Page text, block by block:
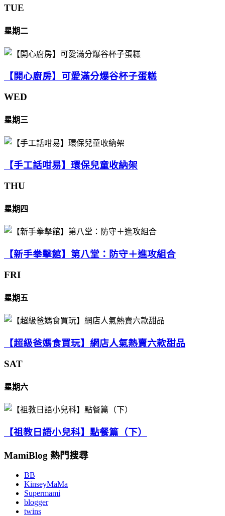
TUE
星期二
【開心廚房】可愛滿分爆谷杯子蛋糕
WED
星期三
【手工話咁易】環保兒童收納架
THU
星期四
【新手拳擊館】第八堂：防守＋進攻組合
FRI
星期五
【超級爸媽食買玩】網店人氣熱賣六款甜品
SAT
星期六
【祖教日語小兒科】點餐篇（下）
MamiBlog 熱門搜尋
BB
KinseyMaMa
Supermami
blogger
twins